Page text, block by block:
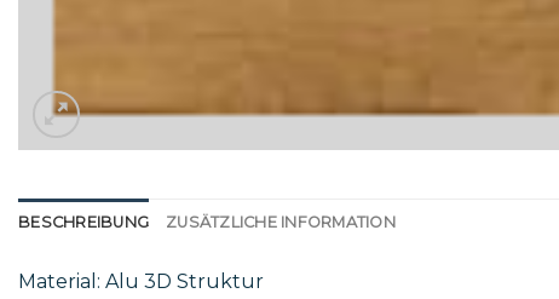
BESCHREIBUNG ZUSÄTZLICHE INFORMATION
Material: Alu 3D Struktur